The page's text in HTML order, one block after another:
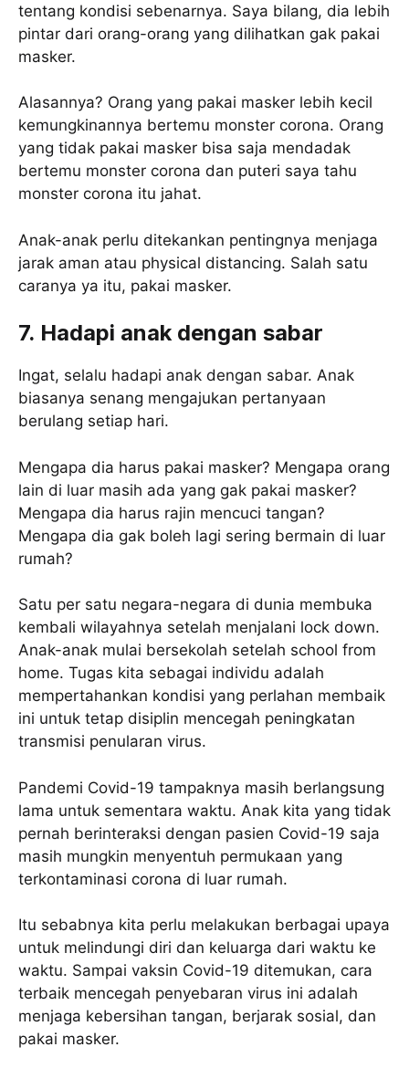
tentang kondisi sebenarnya. Saya bilang, dia lebih
pintar dari orang-orang yang dilihatkan gak pakai
masker.
Alasannya? Orang yang pakai masker lebih kecil
kemungkinannya bertemu monster corona. Orang
yang tidak pakai masker bisa saja mendadak
bertemu monster corona dan puteri saya tahu
monster corona itu jahat.
Anak-anak perlu ditekankan pentingnya menjaga
jarak aman atau physical distancing. Salah satu
caranya ya itu, pakai masker.
7. Hadapi anak dengan sabar
Ingat, selalu hadapi anak dengan sabar. Anak
biasanya senang mengajukan pertanyaan
berulang setiap hari.
Mengapa dia harus pakai masker? Mengapa orang
lain di luar masih ada yang gak pakai masker?
Mengapa dia harus rajin mencuci tangan?
Mengapa dia gak boleh lagi sering bermain di luar
rumah?
Satu per satu negara-negara di dunia membuka
kembali wilayahnya setelah menjalani lock down.
Anak-anak mulai bersekolah setelah school from
home. Tugas kita sebagai individu adalah
mempertahankan kondisi yang perlahan membaik
ini untuk tetap disiplin mencegah peningkatan
transmisi penularan virus.
Pandemi Covid-19 tampaknya masih berlangsung
lama untuk sementara waktu. Anak kita yang tidak
pernah berinteraksi dengan pasien Covid-19 saja
masih mungkin menyentuh permukaan yang
terkontaminasi corona di luar rumah.
Itu sebabnya kita perlu melakukan berbagai upaya
untuk melindungi diri dan keluarga dari waktu ke
waktu. Sampai vaksin Covid-19 ditemukan, cara
terbaik mencegah penyebaran virus ini adalah
menjaga kebersihan tangan, berjarak sosial, dan
pakai masker.